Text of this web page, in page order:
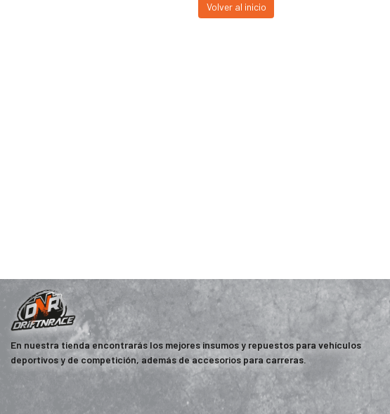
Volver al inicio
En nuestra tienda encontrarás los mejores insumos y repuestos para vehículos
deportivos y de competición, además de accesorios para carreras.